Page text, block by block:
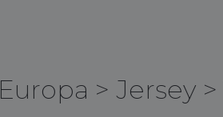
Europa > Jersey >